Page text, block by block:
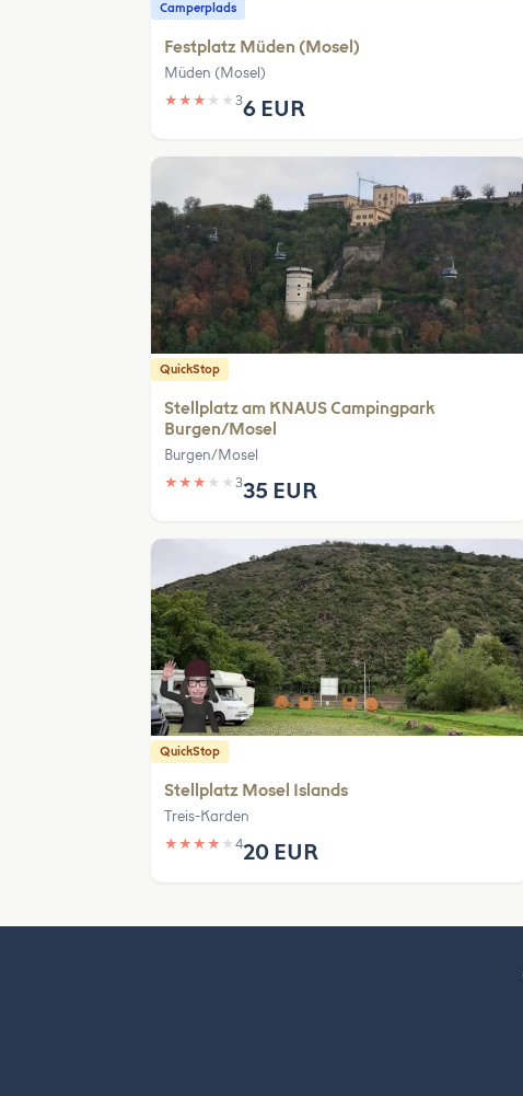
Camperplads
Festplatz Müden (Mosel)
Müden (Mosel)
★ ★ ★ ★ ★ 36 EUR
QuickStop
Stellplatz am KNAUS Campingpark
Burgen/Mosel
Burgen/Mosel
★ ★ ★ ★ ★ 335 EUR
QuickStop
Stellplatz Mosel Islands
Treis-Karden
★ ★ ★ ★ ★ 420 EUR